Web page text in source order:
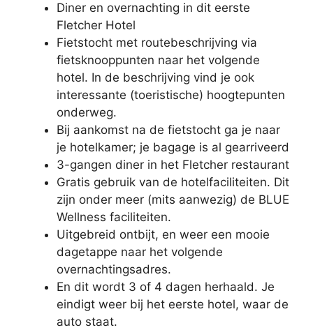
Diner en overnachting in dit eerste
Fletcher Hotel
Fietstocht met routebeschrijving via
fietsknooppunten naar het volgende
hotel. In de beschrijving vind je ook
interessante (toeristische) hoogtepunten
onderweg.
Bij aankomst na de fietstocht ga je naar
je hotelkamer; je bagage is al gearriveerd
3-gangen diner in het Fletcher restaurant
Gratis gebruik van de hotelfaciliteiten. Dit
zijn onder meer (mits aanwezig) de BLUE
Wellness faciliteiten.
Uitgebreid ontbijt, en weer een mooie
dagetappe naar het volgende
overnachtingsadres.
En dit wordt 3 of 4 dagen herhaald. Je
eindigt weer bij het eerste hotel, waar de
auto staat.